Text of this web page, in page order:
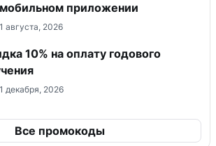
приложении
августа, 2026
10% на оплату годового
декабря, 2026
Все промокоды